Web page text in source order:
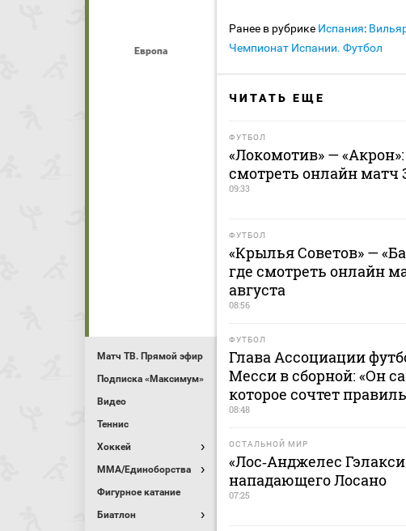
Европа
Матч ТВ. Прямой эфир
Подписка «Максимум»
Видео
Теннис
Хоккей
MMA/Единоборства
Фигурное катание
Биатлон
Ранее в рубрике Испания:
Чемпионат Испании. Футбол
ЧИТАТЬ ЕЩЕ
ФУТБОЛ
«Локомотив» —
смотреть онлайн матч
09:33
ФУТБОЛ
«Крылья Советов» —
где смотреть онлайн
августа
08:56
ФУТБОЛ
Глава Ассоциации
Месси в сборной: «Он
которое сочтет
08:48
ОСТАЛЬНОЙ МИР
«Лос‑Анджелес
нападающего Лосано
07:25